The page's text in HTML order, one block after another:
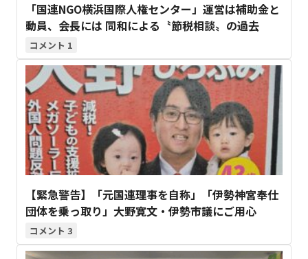
「国連NGO横浜国際人権センター」運営は補助金と
動員、会長には 同和による〝節税相談〟の過去
1
【緊急警告】「元国連理事を自称」「伊勢神宮奉仕
団体を乗っ取り」大野寛文・伊勢市議にご用心
3